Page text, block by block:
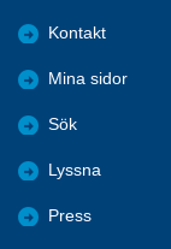
Kontakt
Mina sidor
Sök
Lyssna
Press